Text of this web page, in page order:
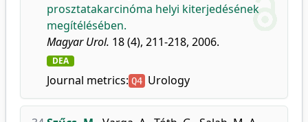
prosztatakarcinóma helyi kiterjedésének
megítélésében.
Magyar Urol. 18 (4), 211-218, 2006.
DEA
Journal metrics: Q4 Urology